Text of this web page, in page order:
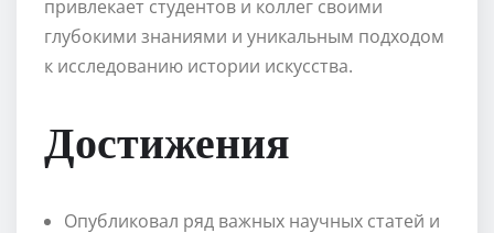
привлекает студентов и коллег своими
глубокими знаниями и уникальным подходом
к исследованию истории искусства.
Достижения
Опубликовал ряд важных научных статей и